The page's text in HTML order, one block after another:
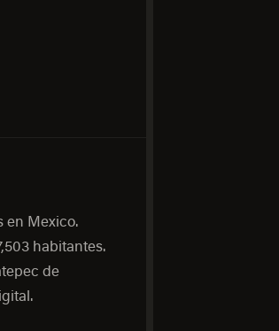
en Mexico.
habitantes.
de